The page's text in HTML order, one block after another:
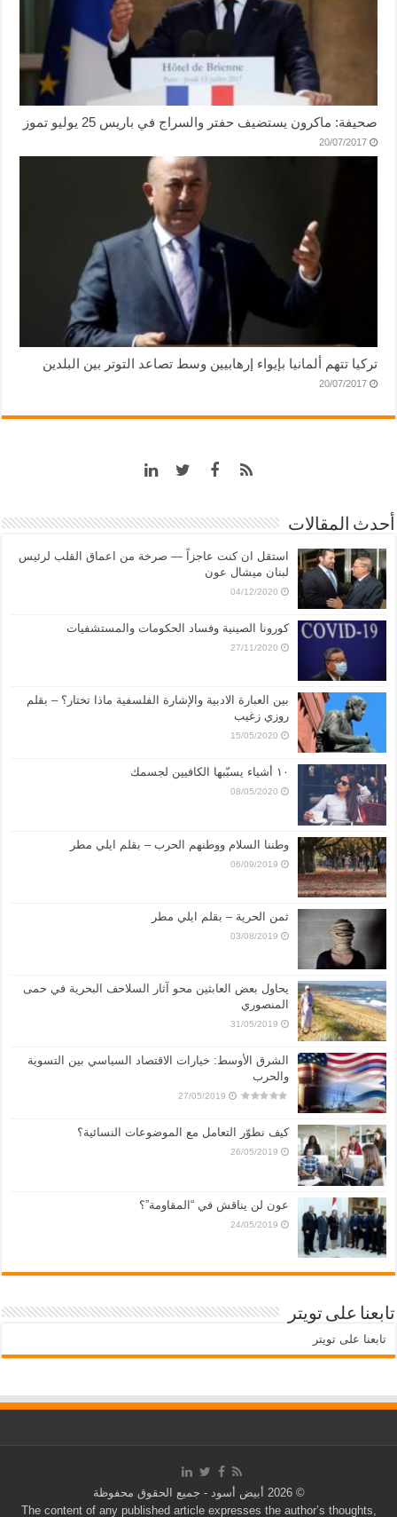
صحيفة: ماكرون يستضيف حفتر والسراج في باريس 25 يوليو تموز
20/07/2017
تركيا تتهم ألمانيا بإيواء إرهابيين وسط تصاعد التوتر بين البلدين
20/07/2017
أحدث المقالات
استقل ان كنت عاجزاً — صرخة من اعماق القلب لرئيس
لبنان ميشال عون
04/12/2020
كورونا الصينية وفساد الحكومات والمستشفيات
27/11/2020
بين العبارة الادبية والإشارة الفلسفية ماذا تختار؟ – بقلم
روزي زغيب
15/05/2020
١٠ أشياء يسبّبها الكافيين لجسمك
08/05/2020
وطننا السلام ووطنهم الحرب – بقلم ايلي مطر
06/09/2019
ثمن الحرية – بقلم ايلي مطر
03/08/2019
يحاول بعض العابثين محو آثار السلاحف البحرية في حمى
المنصوري
31/05/2019
الشرق الأوسط: خيارات الاقتصاد السياسي بين التسوية
والحرب
27/05/2019
كيف نطوّر التعامل مع الموضوعات النسائية؟
26/05/2019
عون لن يناقش في “المقاومة”؟
24/05/2019
تابعنا على تويتر
تابعنا على تويتر
© 2026 أبيض أسود - جميع الحقوق محفوظة
The content of any published article expresses the author’s thoughts,